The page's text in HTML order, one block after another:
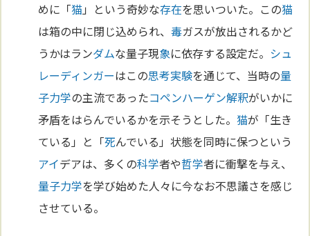
めに「猫」という奇妙な存在を思いついた。この猫
は箱の中に閉じ込められ、毒ガスが放出されるかど
うかはランダムな量子現象に依存する設定だ。 シュ
レーディンガーはこの思考実験を通じて、当時の量
子力学の主流であったコペンハーゲン解釈がいかに
矛盾をはらんでいるかを示そうとした。 猫が「生き
ている」と「死んでいる」状態を同時に保つという
アイデアは、多くの科学者や哲学者に衝撃を与え、
量子力学を学び始めた人々に今なお不思議さを感じ
させている。